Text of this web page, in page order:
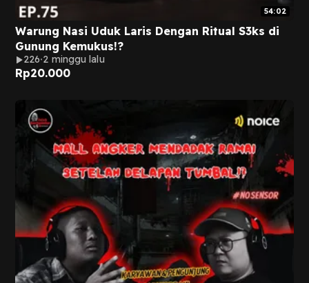
54:02
Warung Nasi Uduk Laris Dengan Ritual S3ks di
Gunung Kemukus!?
226 2 minggu lalu
Rp20.000